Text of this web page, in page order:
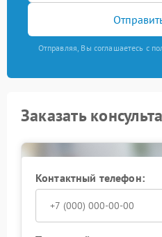
Отправляя, Вы соглашаетесь с
Заказать
Контактный телефон: